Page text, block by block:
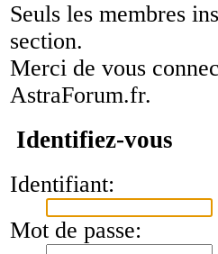
Seuls les membres
section.
Merci de vous
AstraForum.fr.
Identifiez-vous
Identifiant:
Mot de passe: